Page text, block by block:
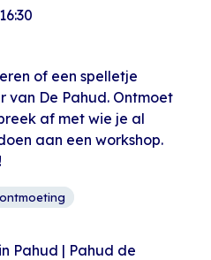
16:30
of een spelletje
van De Pahud. Ontmoet
af met wie je al
aan een workshop.
Pahud | Pahud de